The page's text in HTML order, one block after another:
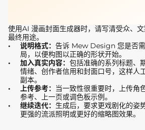
使用AI 漫画封面生成器时，请写清受众、
最终用途。
说明格式： 告诉 Mew Design 您是否
局，以便构图以正确的形状开始。
加入真实内容： 包括准确的系列标题、
情绪、创作者信用和封面口号，这样人
副本。
上传参考： 当一致性很重要时，上传角
参考、上一页或调色板示例。
继续迭代： 生成后，要求更戏剧化的姿
更强的流派照明或更好的缩略图效果。